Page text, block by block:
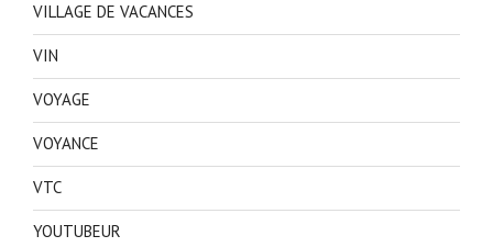
VILLAGE DE VACANCES
VIN
VOYAGE
VOYANCE
VTC
YOUTUBEUR